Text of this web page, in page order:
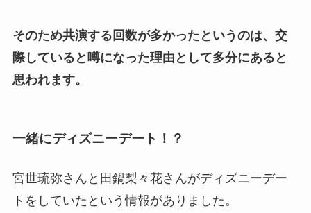
そのため共演する回数が多かったというのは、交
際していると噂になった理由として多分にあると
思われます。
一緒にディズニーデート！？
宮世琉弥さんと田鍋梨々花さんがディズニーデー
トをしていたという情報がありました。